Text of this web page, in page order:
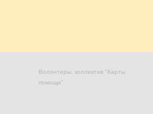
Волонтеры, коллектив "Карты
помощи"